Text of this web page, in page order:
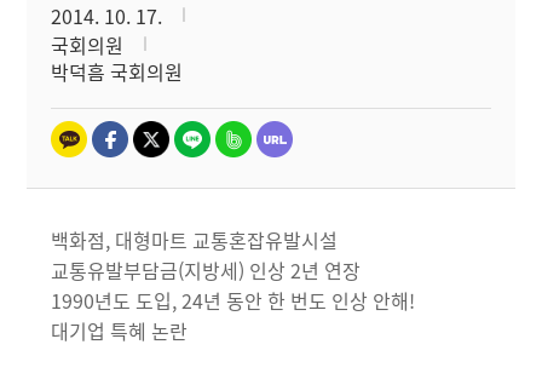
2014. 10. 17.
국회의원
박덕흠 국회의원
백화점, 대형마트 교통혼잡유발시설
교통유발부담금(지방세) 인상 2년 연장
1990년도 도입, 24년 동안 한 번도 인상 안해!
대기업 특혜 논란